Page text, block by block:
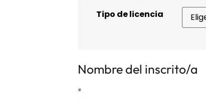
Tipo de licencia
Nombre del inscrito/a
*